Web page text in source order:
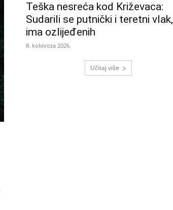
Teška nesreća kod Križevaca:
Sudarili se putnički i teretni vlak,
ima ozlijeđenih
8. kolovoza 2026.
Učitaj više